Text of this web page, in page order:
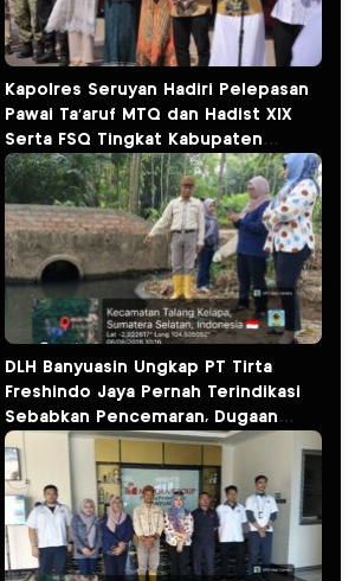
Kapolres Seruyan Hadiri Pelepasan
Pawai Ta’aruf MTQ dan Hadist XlX
Serta FSQ Tingkat Kabupaten
Seruyan Tahun 2026.
DLH Banyuasin Ungkap PT Tirta
Freshindo Jaya Pernah Terindikasi
Sebabkan Pencemaran, Dugaan
Limbah Kembali Diselidiki